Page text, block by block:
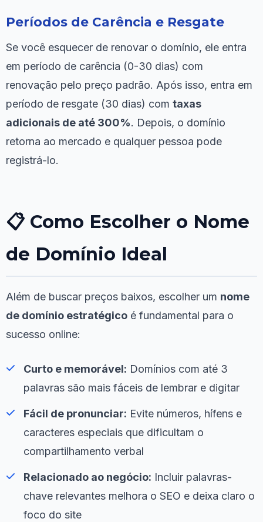
Períodos de Carência e Resgate
Se você esquecer de renovar o domínio, ele entra
em período de carência (0-30 dias) com
renovação pelo preço padrão. Após isso, entra em
período de resgate (30 dias) com taxas
adicionais de até 300%. Depois, o domínio
retorna ao mercado e qualquer pessoa pode
registrá-lo.
📋 Como Escolher o Nome
de Domínio Ideal
Além de buscar preços baixos, escolher um nome
de domínio estratégico é fundamental para o
sucesso online:
Curto e memorável: Domínios com até 3
palavras são mais fáceis de lembrar e digitar
Fácil de pronunciar: Evite números, hífens e
caracteres especiais que dificultam o
compartilhamento verbal
Relacionado ao negócio: Incluir palavras-
chave relevantes melhora o SEO e deixa claro o
foco do site